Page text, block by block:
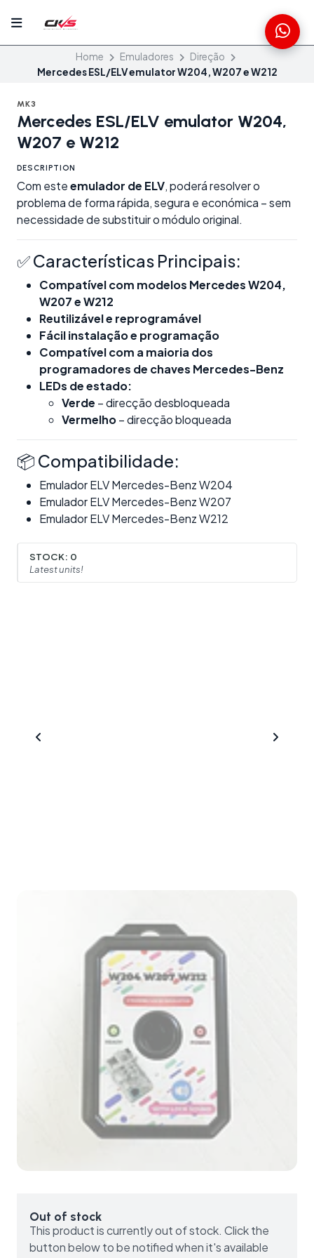
Home Emuladores
Direção
Mercedes ESL/ELV emulator W204, W207 e W212
MK3
Mercedes ESL/ELV emulator W204,
W207 e W212
DESCRIPTION
Com esteemulador de ELV, poderá resolver o
problema de forma rápida, segura e económica – sem
necessidade de substituir o módulo original.
✅ Características Principais:
Compatível com modelos Mercedes W204,
W207 e W212
Reutilizável e reprogramável
Fácil instalação e programação
Compatível com a maioria dos
programadores de chaves Mercedes-Benz
LEDs de estado:
Verde – direcção desbloqueada
Vermelho– direcção bloqueada
📦 Compatibilidade:
Emulador ELV Mercedes-Benz W204
Emulador ELV Mercedes-Benz W207
Emulador ELV Mercedes-Benz W212
STOCK: 0
Latest units!
Out of stock
This product is currently out of stock. Click the
button below to be notified when it's available